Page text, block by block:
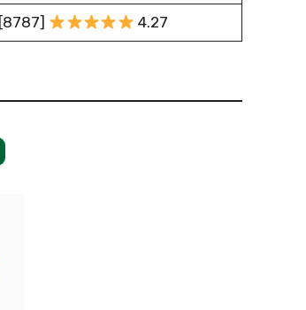
[8787] 4.27